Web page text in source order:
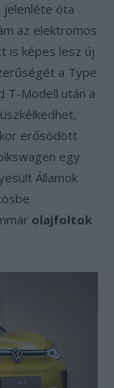
jelenléte óta
az elektromos
is képes lesz új
a Type
T-Modell után a
erősödött
egy
Államok
olajfoltok